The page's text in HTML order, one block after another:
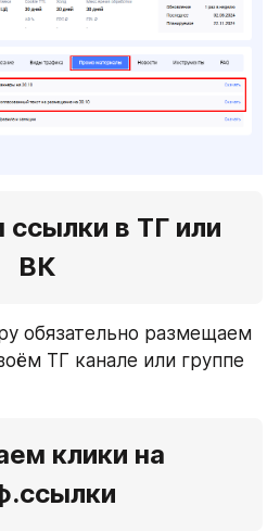
в ТГ или
ВК
обязательно размещаем
ТГ канале или группе
клики на